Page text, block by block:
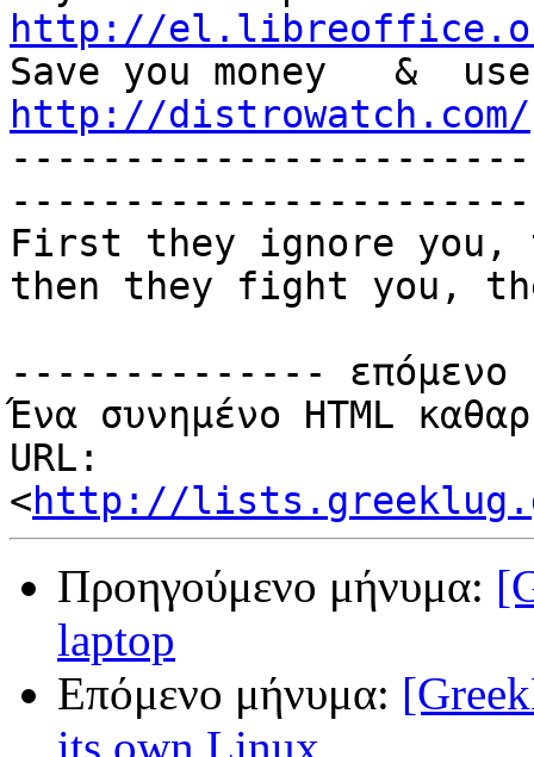
http://
http://distrowatch.com/
First they ignore
then they fight you,
--------------
Ένα συνημένο HTML
URL:
<http://
Προηγούμενο μήνυμα:
laptop
Επόμενο μήνυμα: